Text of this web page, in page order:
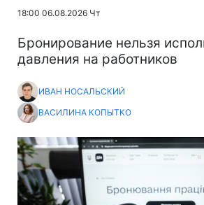
18:00 06.08.2026 Чт
Бронирование нельзя
давления на работников
ИВАН НОСАЛЬСКИЙ
ВАСИЛИНА КОПЫТКО